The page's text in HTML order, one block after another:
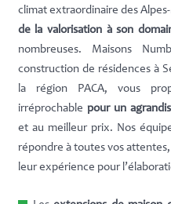
climat extraordinaire des
de la valorisation à son
nombreuses. Maisons
construction de résidences à
la région PACA, vous
irréprochable pour un
et au meilleur prix. Nos
répondre à toutes vos
leur expérience pour